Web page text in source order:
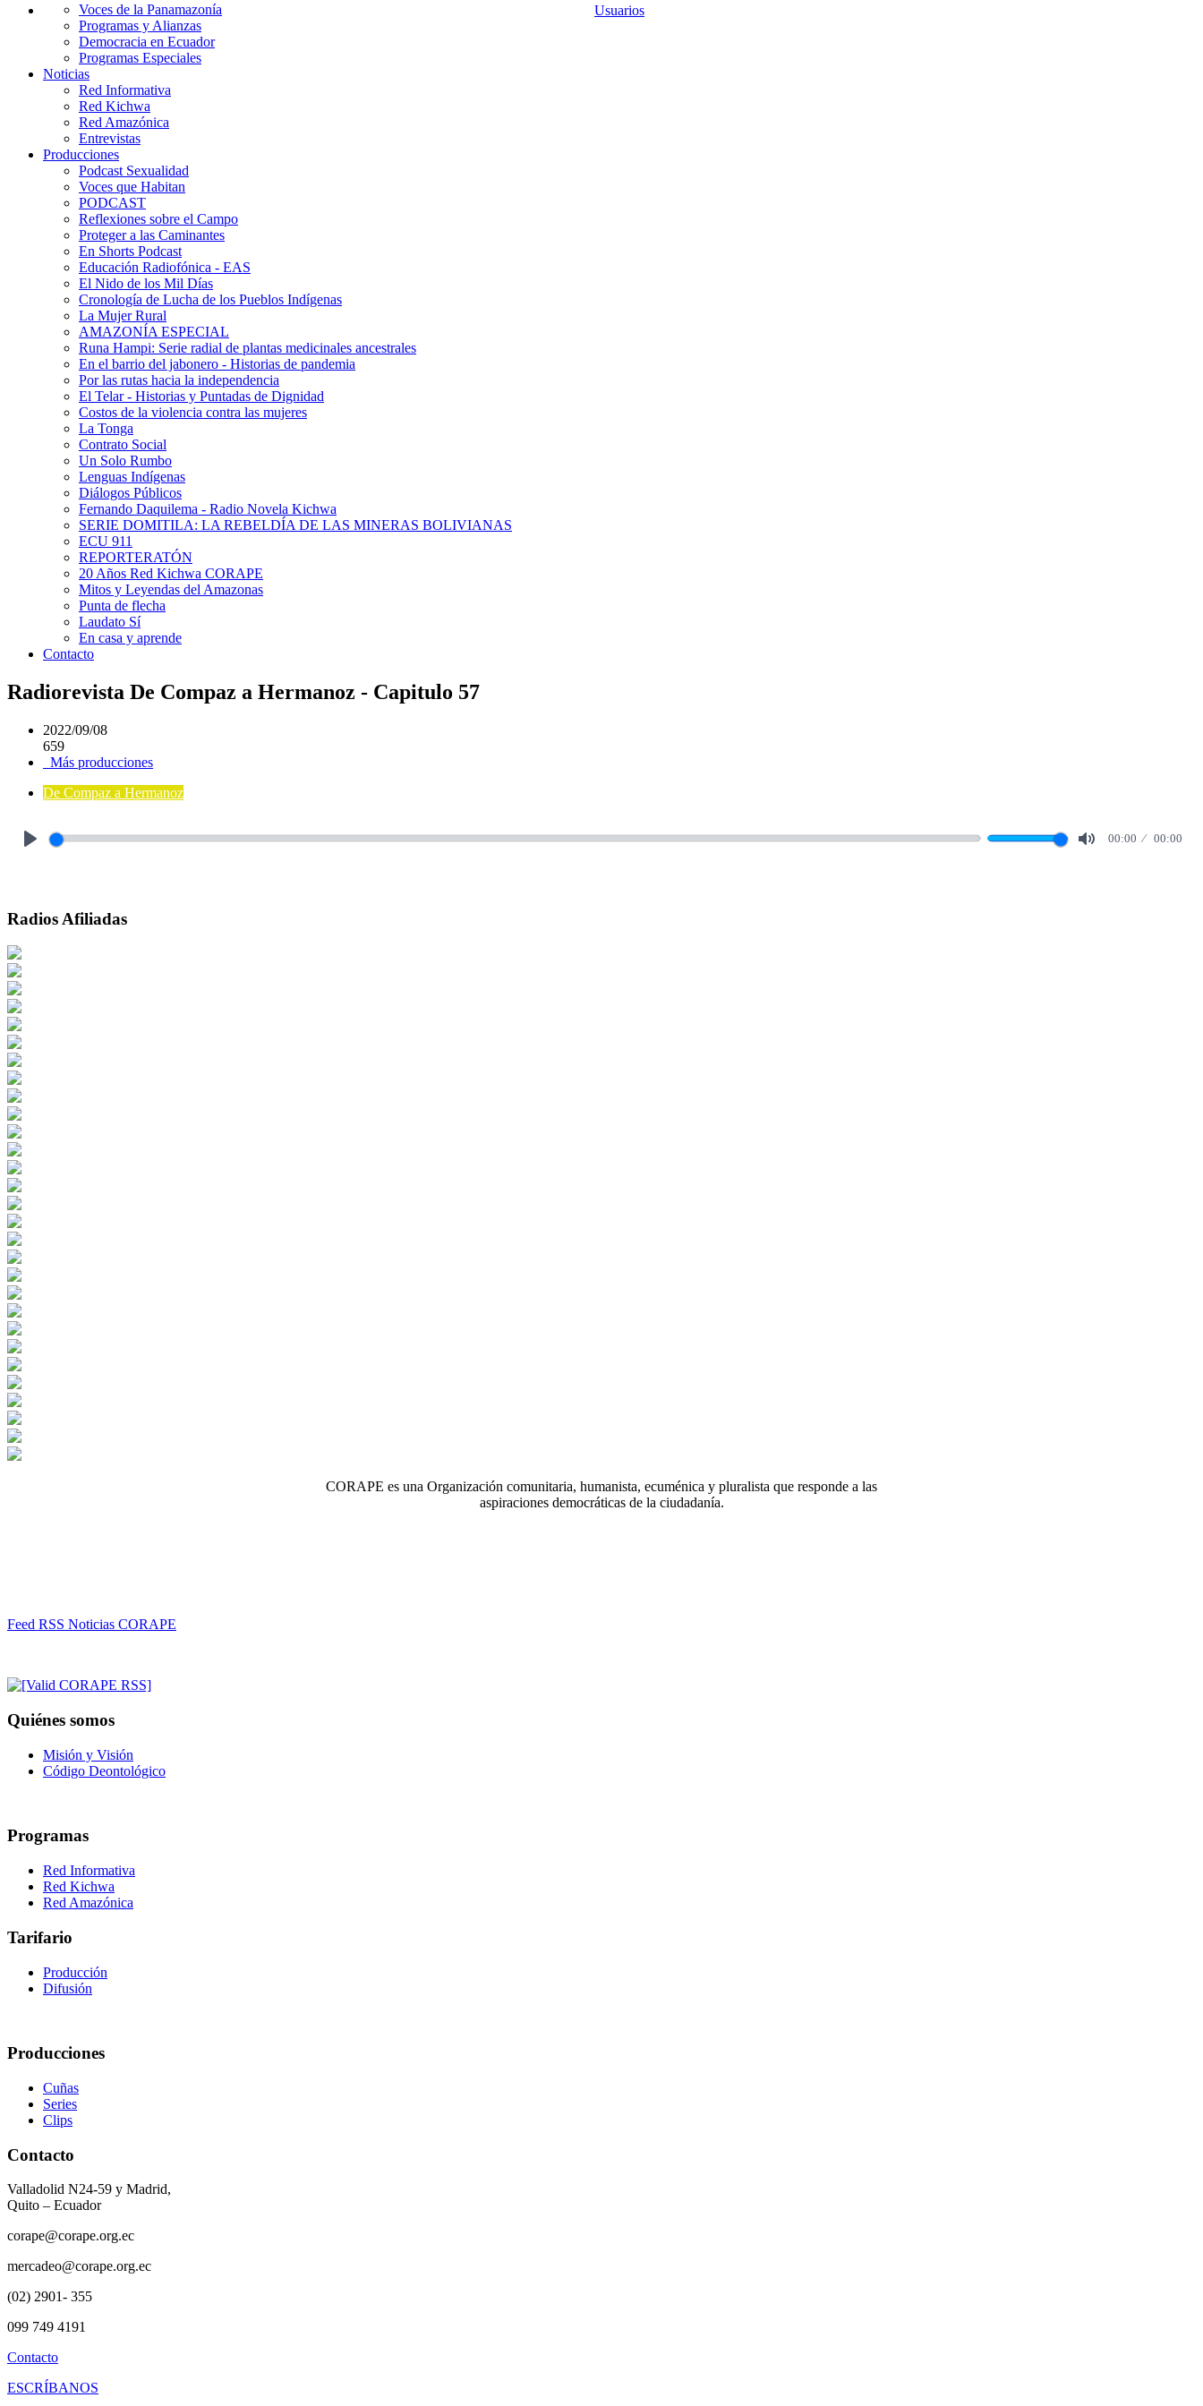
Usuarios
Voces de la Panamazonía
Programas y Alianzas
Democracia en Ecuador
Programas Especiales
Noticias
Red Informativa
Red Kichwa
Red Amazónica
Entrevistas
Producciones
Podcast Sexualidad
Voces que Habitan
PODCAST
Reflexiones sobre el Campo
Proteger a las Caminantes
En Shorts Podcast
Educación Radiofónica - EAS
El Nido de los Mil Días
Cronología de Lucha de los Pueblos Indígenas
La Mujer Rural
AMAZONÍA ESPECIAL
Runa Hampi: Serie radial de plantas medicinales ancestrales
En el barrio del jabonero - Historias de pandemia
Por las rutas hacia la independencia
El Telar - Historias y Puntadas de Dignidad
Costos de la violencia contra las mujeres
La Tonga
Contrato Social
Un Solo Rumbo
Lenguas Indígenas
Diálogos Públicos
Fernando Daquilema - Radio Novela Kichwa
SERIE DOMITILA: LA REBELDÍA DE LAS MINERAS BOLIVIANAS
ECU 911
REPORTERATÓN
20 Años Red Kichwa CORAPE
Mitos y Leyendas del Amazonas
Punta de flecha
Laudato Sí
En casa y aprende
Contacto
Radiorevista De Compaz a Hermanoz - Capitulo 57
2022/09/08
659
Más producciones
De Compaz a Hermanoz
00:00 00:00
Radios Afiliadas
CORAPE es una Organización comunitaria, humanista, ecuménica y pluralista que responde a las
aspiraciones democráticas de la ciudadanía.
Feed RSS Noticias CORAPE
Quiénes somos
Misión y Visión
Código Deontológico
Programas
Red Informativa
Red Kichwa
Red Amazónica
Tarifario
Producción
Difusión
Producciones
Cuñas
Series
Clips
Contacto
Valladolid N24-59 y Madrid,
Quito – Ecuador
corape@corape.org.ec
mercadeo@corape.org.ec
(02) 2901- 355
099 749 4191
Contacto
ESCRÍBANOS